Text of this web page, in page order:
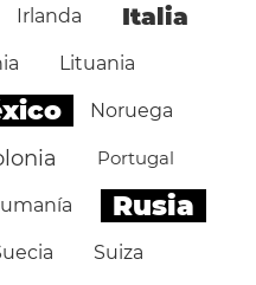
Irlanda Italia
Lituania
Noruega
Portugal
Rusia
Suiza